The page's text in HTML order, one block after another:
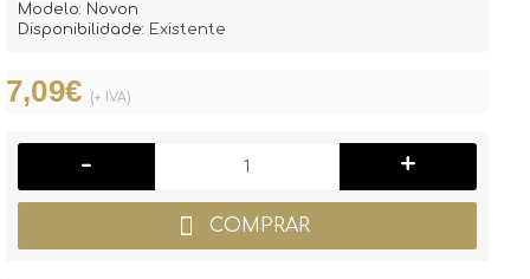
Modelo: Novon
Disponibilidade: Existente
7,09€ (+ IVA)
- +
COMPRAR